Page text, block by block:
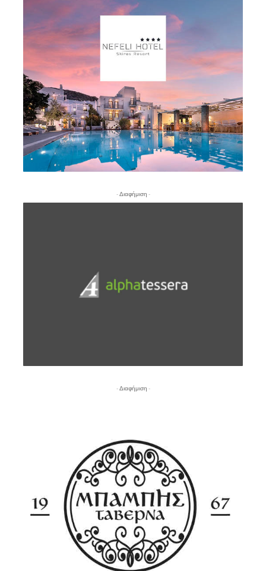
- Διαφήμιση -
- Διαφήμιση -